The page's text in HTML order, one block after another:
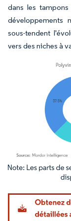
dans les
développements
sous-tendent
vers des niches à
Image © Mordor